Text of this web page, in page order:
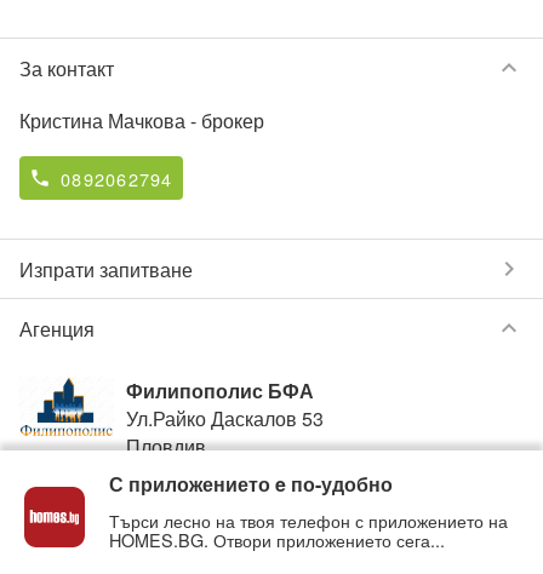
За контакт keyboard_arrow_down
Кристина Мачкова- брокер
phone 0892062794
Изпрати запитване chevron_right
Агенция keyboard_arrow_down
Филипополис БФА
Ул.Райко Даскалов 53
Пловдив
phone 0893864893
Вижте всички обяви отФилипополис БФАв homes.bg
С приложението e по-удобно
Търси лесно на твоя телефон с приложението на
HOMES.BG. Отвори приложението сега...